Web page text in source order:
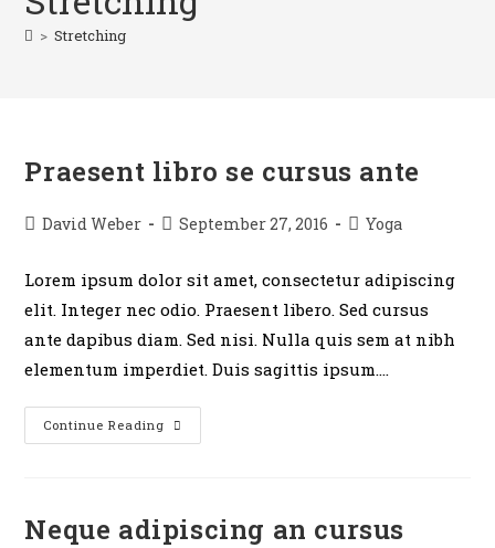
> Stretching
Praesent libro se cursus ante
David Weber September 27, 2016 Yoga
Lorem ipsum dolor sit amet, consectetur adipiscing
elit. Integer nec odio. Praesent libero. Sed cursus
ante dapibus diam. Sed nisi. Nulla quis sem at nibh
elementum imperdiet. Duis sagittis ipsum.…
Continue Reading
Neque adipiscing an cursus